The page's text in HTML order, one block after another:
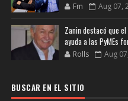
Fm Aug 07,
Zanin destacó que
ayuda a las PyMEs
Rolls Aug
BUSCAR EN EL SITIO